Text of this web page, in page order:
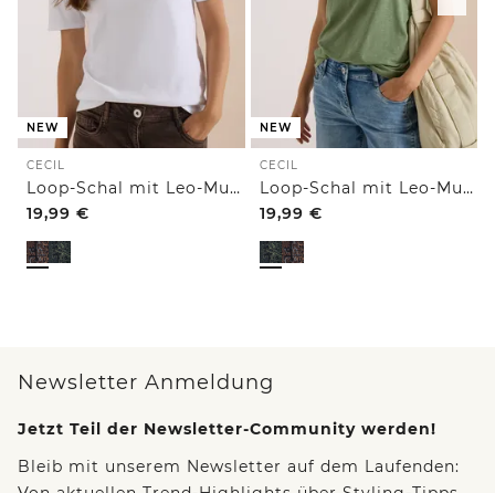
NEW
CECIL
Loop-Schal mit Leo-Muster
19,99 €
NEW
CECIL
Loop-Schal mit Leo-Muster
19,99 €
Newsletter Anmeldung
Jetzt Teil der Newsletter-Community werden!
Bleib mit unserem Newsletter auf dem Laufenden: